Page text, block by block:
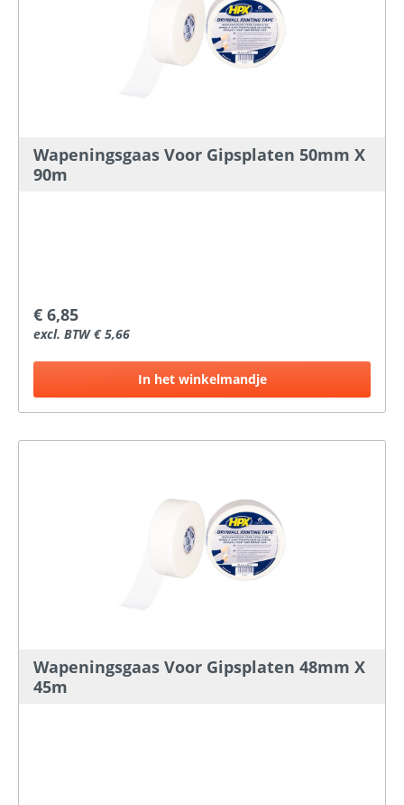
Wapeningsgaas Voor Gipsplaten 50mm X
90m
€ 6,85
excl. BTW € 5,66
In het winkelmandje
Wapeningsgaas Voor Gipsplaten 48mm X
45m